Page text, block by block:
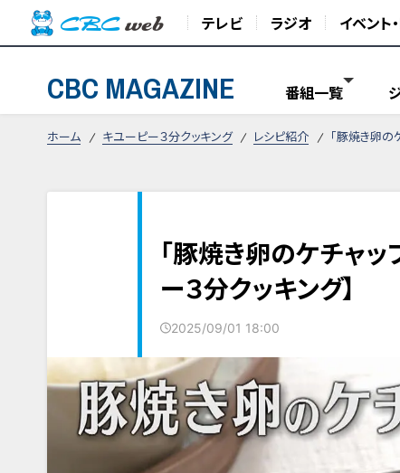
テレビ ラジオ イベント
CBC MAGAZINE 番組一覧
ホーム キユーピー３分クッキング レシピ紹介 「豚焼き卵の
「豚焼き卵のケチャッ
ー３分クッキング】
2025/09/01 18:00